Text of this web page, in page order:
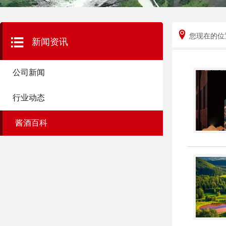
新闻资讯
公司新闻
行业动态
酱酒百科
您现在的位